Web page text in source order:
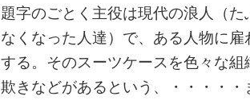
題字のごとく主役は現代の浪人（
なくなった人達）で、ある人物に
する。そのスーツケースを色々な組
欺きなどがあるという、・・・・